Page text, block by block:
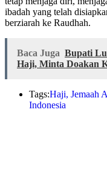
ibadah yang telah
berziarah ke Raudhah.
Baca Juga Bupati
Haji, Minta Doakan
Tags:Haji, Jemaah
Indonesia